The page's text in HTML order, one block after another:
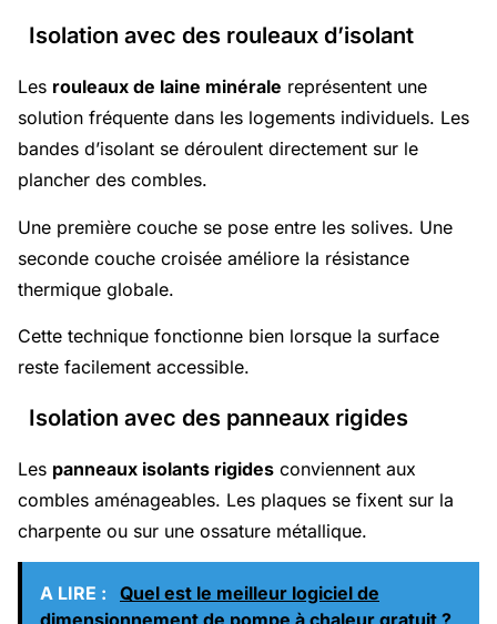
Isolation avec des rouleaux d’isolant
Les rouleaux de laine minérale représentent une
solution fréquente dans les logements individuels. Les
bandes d’isolant se déroulent directement sur le
plancher des combles.
Une première couche se pose entre les solives. Une
seconde couche croisée améliore la résistance
thermique globale.
Cette technique fonctionne bien lorsque la surface
reste facilement accessible.
Isolation avec des panneaux rigides
Les panneaux isolants rigides conviennent aux
combles aménageables. Les plaques se fixent sur la
charpente ou sur une ossature métallique.
A LIRE :
Quel est le meilleur logiciel de